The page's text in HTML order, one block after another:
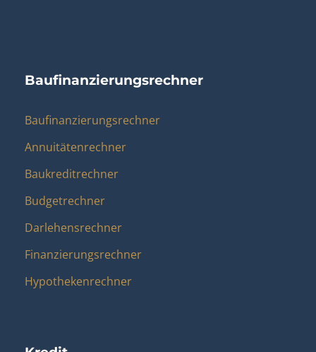
Baufinanzierungsrechner
Baufinanzierungsrechner
Annuitätenrechner
Baukreditrechner
Budgetrechner
Darlehensrechner
Finanzierungsrechner
Hypothekenrechner